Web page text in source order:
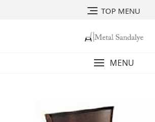
TOP MENU
MENU